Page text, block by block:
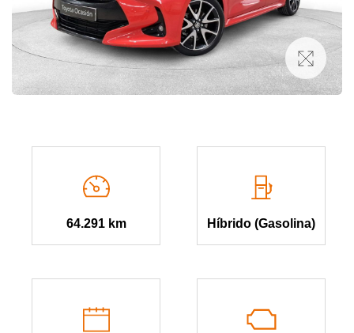
64.291 km Híbrido (Gasolina)